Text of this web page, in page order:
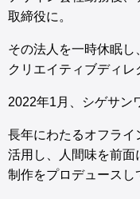
取締役に。
その法人を一時休眠
クリエイティブディレ
2022年1月、シゲサン
長年にわたるオフライ
活用し、人間味を前
制作をプロデュースし